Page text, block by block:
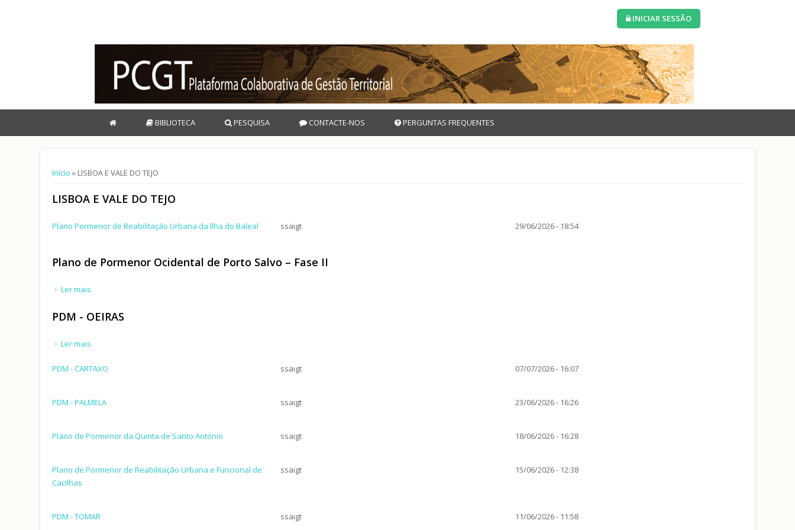
INICIAR SESSÃO
BIBLIOTECA PESQUISA CONTACTE-NOS PERGUNTAS FREQUENTES
Está aqui
Início » LISBOA E VALE DO TEJO
LISBOA E VALE DO TEJO
Plano Pormenor de Reabilitação Urbana da Ilha do Baleal ssaigt 29/06/2026 - 18:54
Plano de Pormenor Ocidental de Porto Salvo – Fase II
Ler mais
PDM - OEIRAS
Ler mais
PDM - CARTAXO ssaigt 07/07/2026 - 16:07
PDM - PALMELA ssaigt 23/06/2026 - 16:26
Plano de Pormenor da Quinta de Santo António ssaigt 18/06/2026 - 16:28
Plano de Pormenor de Reabilitação Urbana e Funcional de
Cacilhas
ssaigt 15/06/2026 - 12:38
PDM - TOMAR ssaigt 11/06/2026 - 11:58